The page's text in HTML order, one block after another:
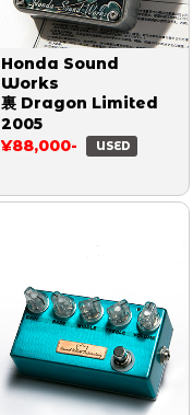
Honda Sound
Works
裏 Dragon Limited
2005
¥88,000-
USED